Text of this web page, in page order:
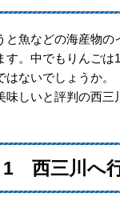
と魚などの海産物
す。中でもりんご
はないでしょうか。
味しいと評判の西
1 西三川へ